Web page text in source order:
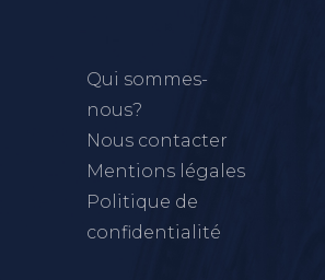
Qui sommes-
nous?
Nous contacter
Mentions légales
Politique de
confidentialité